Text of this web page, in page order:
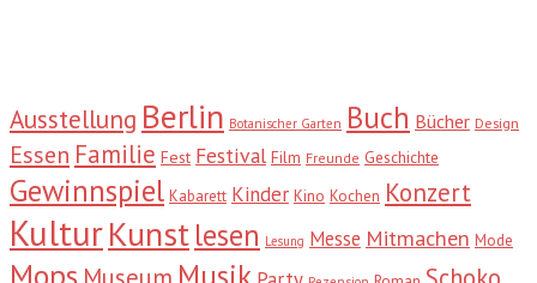
Ausstellung Berlin Botanischer Garten Buch Bücher Design
Essen Familie Fest Festival Film Freunde Geschichte
Gewinnspiel Kabarett Kinder Kino Kochen Konzert
KulturKunstlesen Lesung Messe Mitmachen Mode
Mops